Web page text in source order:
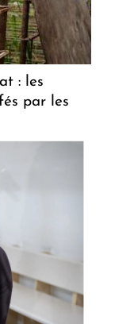
: les
par les